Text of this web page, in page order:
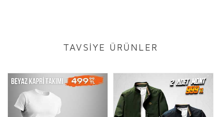
TAVSİYE ÜRÜNLER